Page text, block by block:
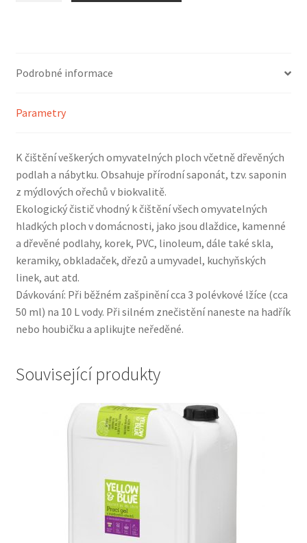
l)
Podrobné informace
Parametry
K čištění veškerých omyvatelných ploch včetně dřevěných
podlah a nábytku. Obsahuje přírodní saponát, tzv. saponin
z mýdlových ořechů v biokvalitě.
Ekologický čistič vhodný k čištění všech omyvatelných
hladkých ploch v domácnosti, jako jsou dlaždice, kamenné
a dřevěné podlahy, korek, PVC, linoleum, dále také skla,
keramiky, obkladaček, dřezů a umyvadel, kuchyňských
linek, aut atd.
Dávkování: Při běžném zašpinění cca 3 polévkové lžíce (cca
50 ml) na 10 L vody. Při silném znečistění naneste na hadřík
nebo houbičku a aplikujte neředěné.
Související produkty